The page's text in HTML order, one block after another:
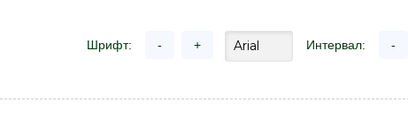
Шрифт: - + Интервал: -